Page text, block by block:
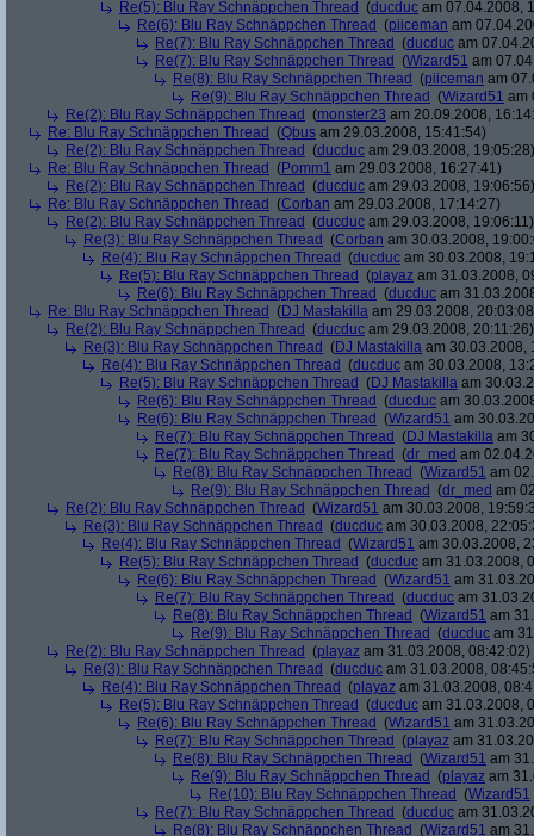
Re(5): Blu Ray Schnäppchen Thread (ducduc am 07.04.2008,
Re(6): Blu Ray Schnäppchen Thread (piiceman am
Re(7): Blu Ray Schnäppchen Thread (ducduc am
Re(7): Blu Ray Schnäppchen Thread (Wizard51 am
Re(8): Blu Ray Schnäppchen Thread (piiceman am
Re(9): Blu Ray Schnäppchen Thread (Wizard51 am
Re(2): Blu Ray Schnäppchen Thread (monster23 am 20.09.2008,
Re: Blu Ray Schnäppchen Thread (Qbus am 29.03.2008, 15:41:54)
Re(2): Blu Ray Schnäppchen Thread (ducduc am 29.03.2008, 19:05:28)
Re: Blu Ray Schnäppchen Thread (Pomm1 am 29.03.2008, 16:27:41)
Re(2): Blu Ray Schnäppchen Thread (ducduc am 29.03.2008, 19:06:56)
Re: Blu Ray Schnäppchen Thread (Corban am 29.03.2008, 17:14:27)
Re(2): Blu Ray Schnäppchen Thread (ducduc am 29.03.2008, 19:06:11)
Re(3): Blu Ray Schnäppchen Thread (Corban am 30.03.2008,
Re(4): Blu Ray Schnäppchen Thread (ducduc am 30.03.2008,
Re(5): Blu Ray Schnäppchen Thread (playaz am 31.03.2008,
Re(6): Blu Ray Schnäppchen Thread (ducduc am
Re: Blu Ray Schnäppchen Thread (DJ Mastakilla am 29.03.2008,
Re(2): Blu Ray Schnäppchen Thread (ducduc am 29.03.2008, 20:11:26)
Re(3): Blu Ray Schnäppchen Thread (DJ Mastakilla am 30.03.2008,
Re(4): Blu Ray Schnäppchen Thread (ducduc am 30.03.2008,
Re(5): Blu Ray Schnäppchen Thread (DJ Mastakilla am
Re(6): Blu Ray Schnäppchen Thread (ducduc am
Re(6): Blu Ray Schnäppchen Thread (Wizard51 am
Re(7): Blu Ray Schnäppchen Thread (DJ Mastakilla am
Re(7): Blu Ray Schnäppchen Thread (dr_med am
Re(8): Blu Ray Schnäppchen Thread (Wizard51 am
Re(9): Blu Ray Schnäppchen Thread (dr_med am
Re(2): Blu Ray Schnäppchen Thread (Wizard51 am 30.03.2008,
Re(3): Blu Ray Schnäppchen Thread (ducduc am 30.03.2008,
Re(4): Blu Ray Schnäppchen Thread (Wizard51 am 30.03.2008,
Re(5): Blu Ray Schnäppchen Thread (ducduc am 31.03.2008,
Re(6): Blu Ray Schnäppchen Thread (Wizard51 am
Re(7): Blu Ray Schnäppchen Thread (ducduc am
Re(8): Blu Ray Schnäppchen Thread (Wizard51 am
Re(9): Blu Ray Schnäppchen Thread (ducduc am
Re(2): Blu Ray Schnäppchen Thread (playaz am 31.03.2008, 08:42:02)
Re(3): Blu Ray Schnäppchen Thread (ducduc am 31.03.2008,
Re(4): Blu Ray Schnäppchen Thread (playaz am 31.03.2008,
Re(5): Blu Ray Schnäppchen Thread (ducduc am 31.03.2008,
Re(6): Blu Ray Schnäppchen Thread (Wizard51 am
Re(7): Blu Ray Schnäppchen Thread (playaz am
Re(8): Blu Ray Schnäppchen Thread (Wizard51 am
Re(9): Blu Ray Schnäppchen Thread (playaz am
Re(10): Blu Ray Schnäppchen Thread (Wizard51
Re(7): Blu Ray Schnäppchen Thread (ducduc am
Re(8): Blu Ray Schnäppchen Thread (Wizard51 am